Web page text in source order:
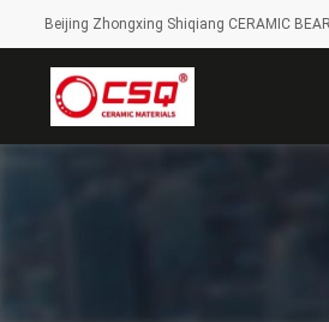
Beijing Zhongxing Shiqiang CERAMIC